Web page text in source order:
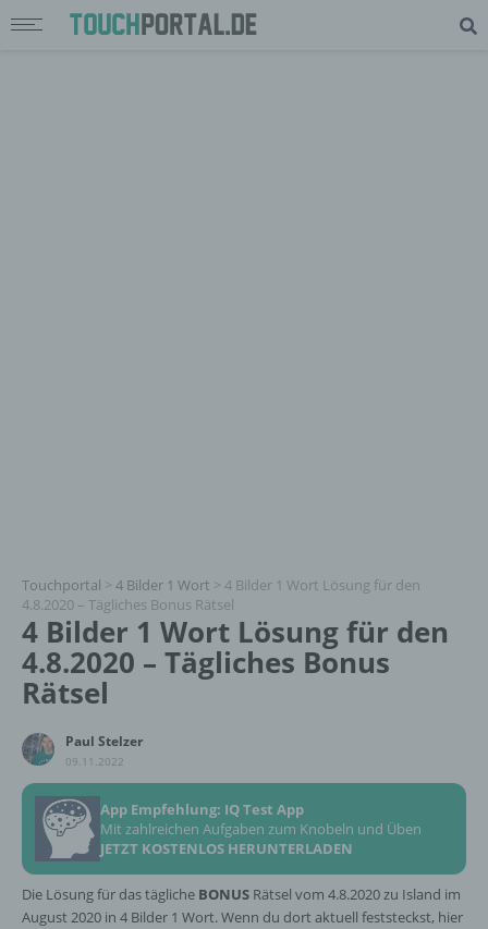
Touchportal > 4 Bilder 1 Wort > 4 Bilder 1 Wort Lösung für den
4.8.2020 – Tägliches Bonus Rätsel
4 Bilder 1 Wort Lösung für den
4.8.2020 – Tägliches Bonus
Rätsel
Paul Stelzer
09.11.2022
App Empfehlung: IQ Test App
Mit zahlreichen Aufgaben zum Knobeln und Üben
JETZT KOSTENLOS HERUNTERLADEN
Die Lösung für das tägliche BONUS Rätsel vom 4.8.2020 zu Island im
August 2020 in 4 Bilder 1 Wort. Wenn du dort aktuell feststeckst, hier